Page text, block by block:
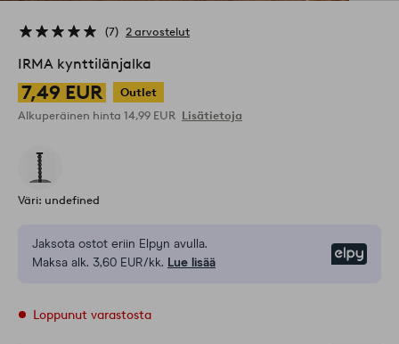
7 2 arvostelut
IRMA kynttilänjalka
7,49 EUR
Outlet
Alkuperäinen hinta 14,99 EUR Lisätietoja
Väri: undefined
Jaksota ostot eriin Elpyn avulla.
Maksa alk. 3,60 EUR/kk. Lue lisää
Loppunut varastosta